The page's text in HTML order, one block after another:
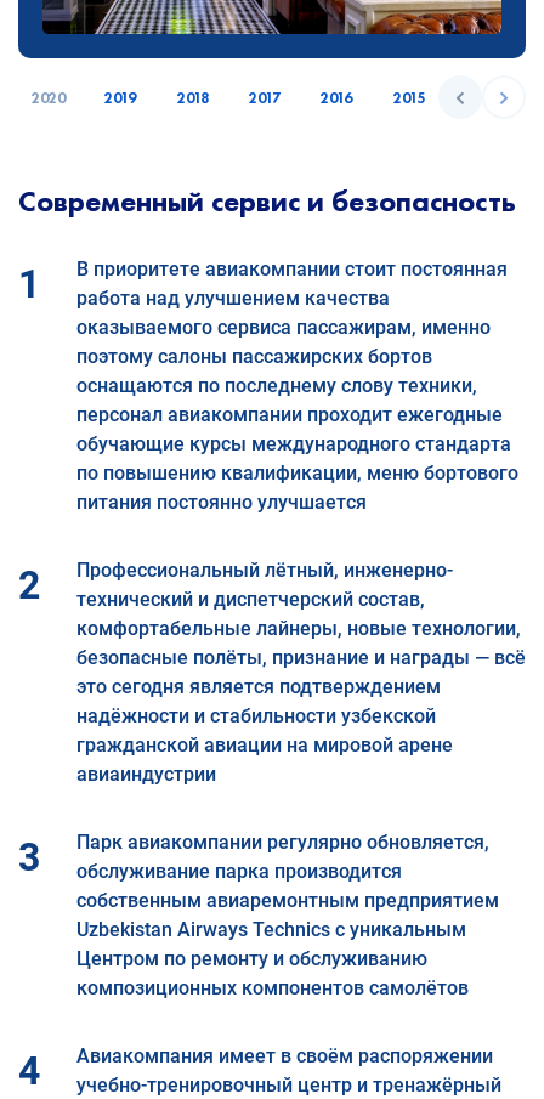
2020 2019 2018 2017 2016 2015
Современный сервис и безопасность
1
В приоритете авиакомпании стоит постоянная
работа над улучшением качества
оказываемого сервиса пассажирам, именно
поэтому салоны пассажирских бортов
оснащаются по последнему слову техники,
персонал авиакомпании проходит ежегодные
обучающие курсы международного стандарта
по повышению квалификации, меню бортового
питания постоянно улучшается
2
Профессиональный лётный, инженерно-
технический и диспетчерский состав,
комфортабельные лайнеры, новые технологии,
безопасные полёты, признание и награды — всё
это сегодня является подтверждением
надёжности и стабильности узбекской
гражданской авиации на мировой арене
авиаиндустрии
3
Парк авиакомпании регулярно обновляется,
обслуживание парка производится
собственным авиаремонтным предприятием
Uzbekistan Airways Technics с уникальным
Центром по ремонту и обслуживанию
композиционных компонентов самолётов
4
Авиакомпания имеет в своём распоряжении
учебно-тренировочный центр и тренажёрный